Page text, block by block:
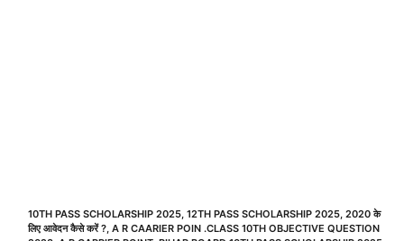
10TH PASS SCHOLARSHIP 2025, 12TH PASS SCHOLARSHIP 2025, 2020 के
लिए आवेदन कैसे करें ?, A R CAARIER POIN .CLASS 10TH OBJECTIVE QUESTION